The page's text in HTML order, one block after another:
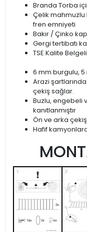
Branda Torba
Çelik
fren emniyeti
Bakır / Çinko
Gergi tertibatı
TSE Kalite
6 mm burgulu,
Arazi
çekiş sağlar.
Buzlu, engebeli
kanıtlanmıştır
Ön ve arka
Hafif